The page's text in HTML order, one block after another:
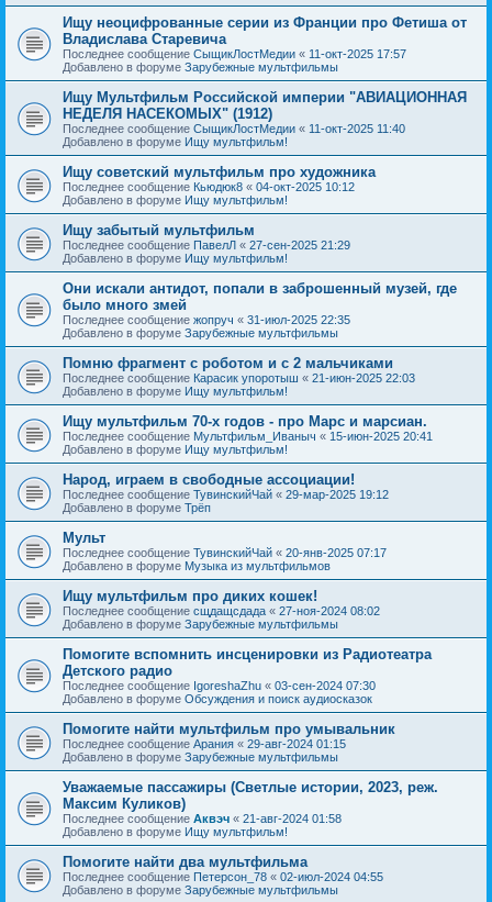
Ищу неоцифрованные серии из Франции про Фетиша от
Владислава Старевича
Последнее сообщение СыщикЛостМедии « 11-окт-2025 17:57
Добавлено в форуме Зарубежные мультфильмы
Ищу Мультфильм Российской империи "АВИАЦИОННАЯ
НЕДЕЛЯ НАСЕКОМЫХ" (1912)
Последнее сообщение СыщикЛостМедии « 11-окт-2025 11:40
Добавлено в форуме Ищу мультфильм!
Ищу советский мультфильм про художника
Последнее сообщение Кьюдюк8 « 04-окт-2025 10:12
Добавлено в форуме Ищу мультфильм!
Ищу забытый мультфильм
Последнее сообщение ПавелЛ « 27-сен-2025 21:29
Добавлено в форуме Ищу мультфильм!
Они искали антидот, попали в заброшенный музей, где
было много змей
Последнее сообщение жопруч « 31-июл-2025 22:35
Добавлено в форуме Зарубежные мультфильмы
Помню фрагмент с роботом и с 2 мальчиками
Последнее сообщение Карасик упоротыш « 21-июн-2025 22:03
Добавлено в форуме Ищу мультфильм!
Ищу мультфильм 70-х годов - про Марс и марсиан.
Последнее сообщение Мультфильм_Иваныч « 15-июн-2025 20:41
Добавлено в форуме Ищу мультфильм!
Народ, играем в свободные ассоциации!
Последнее сообщение ТувинскийЧай « 29-мар-2025 19:12
Добавлено в форуме Трёп
Мульт
Последнее сообщение ТувинскийЧай « 20-янв-2025 07:17
Добавлено в форуме Музыка из мультфильмов
Ищу мультфильм про диких кошек!
Последнее сообщение сщдащсдада « 27-ноя-2024 08:02
Добавлено в форуме Зарубежные мультфильмы
Помогите вспомнить инсценировки из Радиотеатра
Детского радио
Последнее сообщение IgoreshaZhu « 03-сен-2024 07:30
Добавлено в форуме Обсуждения и поиск аудиосказок
Помогите найти мультфильм про умывальник
Последнее сообщение Арания « 29-авг-2024 01:15
Добавлено в форуме Зарубежные мультфильмы
Уважаемые пассажиры (Светлые истории, 2023, реж.
Максим Куликов)
Последнее сообщение Аквэч « 21-авг-2024 01:58
Добавлено в форуме Ищу мультфильм!
Помогите найти два мультфильма
Последнее сообщение Петерсон_78 « 02-июл-2024 04:55
Добавлено в форуме Зарубежные мультфильмы